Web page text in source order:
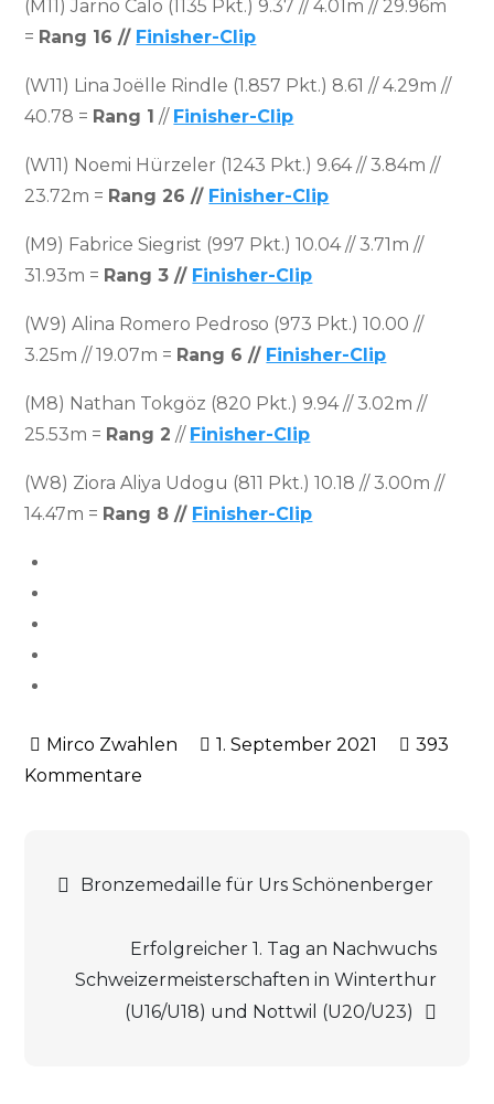
(M11) Jarno Calo (1135 Pkt.) 9.37 // 4.01m // 29.96m
= Rang 16 // Finisher-Clip
(W11) Lina Joëlle Rindle (1.857 Pkt.) 8.61 // 4.29m //
40.78 = Rang 1 // Finisher-Clip
(W11) Noemi Hürzeler (1243 Pkt.) 9.64 // 3.84m //
23.72m = Rang 26 // Finisher-Clip
(M9) Fabrice Siegrist (997 Pkt.) 10.04 // 3.71m //
31.93m = Rang 3 // Finisher-Clip
(W9) Alina Romero Pedroso (973 Pkt.) 10.00 //
3.25m // 19.07m = Rang 6 // Finisher-Clip
(M8) Nathan Tokgöz (820 Pkt.) 9.94 // 3.02m //
25.53m = Rang 2 // Finisher-Clip
(W8) Ziora Aliya Udogu (811 Pkt.) 10.18 // 3.00m //
14.47m = Rang 8 // Finisher-Clip
1. September 2021
393
Kommentare
am
UBS
Kids
Beitrags-
Navigation
Bronzemedaille für Urs Schönenberger
Erfolgreicher 1. Tag an Nachwuchs
Schweizermeisterschaften in Winterthur
(U16/U18) und Nottwil (U20/U23)